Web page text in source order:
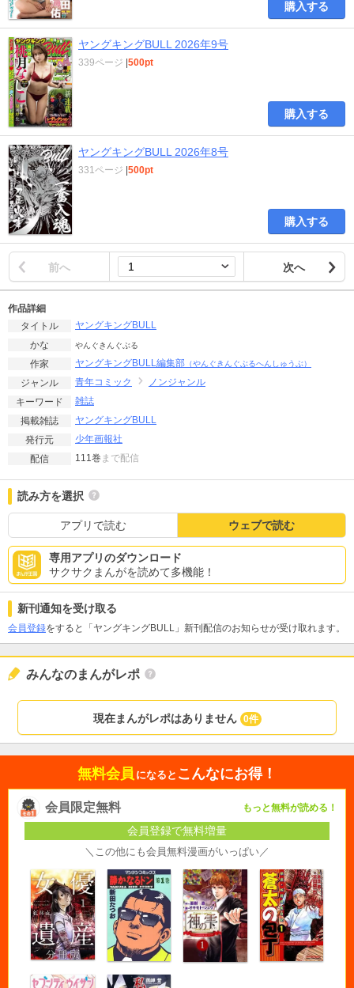
購入する
ヤングキングBULL 2026年9号
339ページ |500pt
購入する
ヤングキングBULL 2026年8号
331ページ |500pt
購入する
前へ 次へ
作品詳細
タイトル
ヤングキングBULL
かな
やんぐきんぐぶる
作家 ヤングキングBULL編集部 （やんぐきんぐぶるへんしゅうぶ）
ジャンル 青年コミック
ノンジャンル
キーワード
雑誌
掲載雑誌
ヤングキングBULL
発行元
少年画報社
配信
111巻 まで配信
読み方を選択
アプリで読む ウェブで読む
専用アプリのダウンロード
サクサクまんがを読めて多機能！
新刊通知を受け取る
会員登録をすると「ヤングキングBULL」新刊配信のお知らせが受け取れます。
みんなのまんがレポ
現在まんがレポはありません 0件
無料会員 になると こんなにお得！
会員限定無料 もっと無料が読める！
会員登録で無料増量
＼この他にも会員無料漫画がいっぱい／